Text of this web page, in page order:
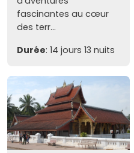
fascinantes au cœur
des terr...
Durée: 14 jours 13 nuits